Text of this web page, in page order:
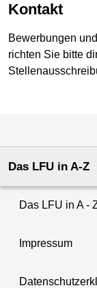
Kontakt
Bewerbungen
richten Sie bitte
Das LFU in A-Z
Das LFU in A -
Impressum